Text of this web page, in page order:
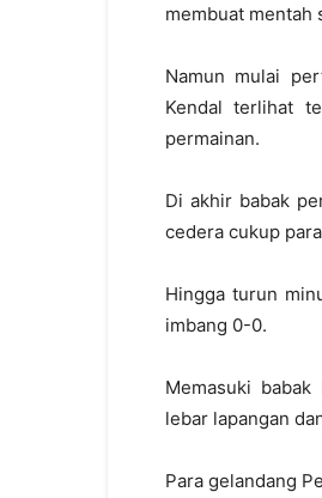
membuat mentah
Namun mulai
Kendal terlihat
permainan.
Di akhir babak
cedera cukup
Hingga turun
imbang 0-0.
Memasuki
lebar lapangan
Para gelandang